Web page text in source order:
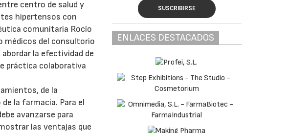
centro de salud y
hipertensos con
comunitaria Rocío
médicos del consultorio
la efectividad de
práctica colaborativa
de la
la farmacia. Para el
avanzarse para
las ventajas que
SUSCRIBIRSE
ENLACES DESTACADOS